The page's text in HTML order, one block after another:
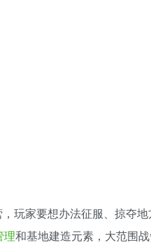
玩家要想办法征服、掠夺
理和基地建造元素，大范围